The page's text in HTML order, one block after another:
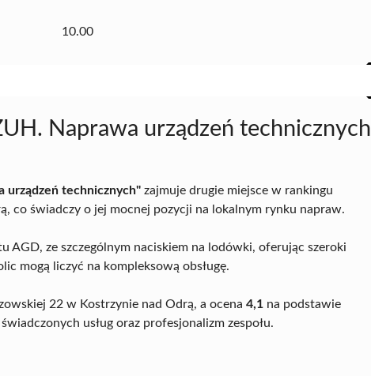
10.00
Naprawa urządzeń technicznych
urządzeń technicznych" zajmuje drugie miejsce w rankingu
co świadczy o jej mocnej pozycji na lokalnym rynku napraw.
AGD, ze szczególnym naciskiem na lodówki, oferując szeroki
mogą liczyć na kompleksową obsługę.
22 w Kostrzynie nad Odrą, a ocena 4,1 na podstawie
usług oraz profesjonalizm zespołu.